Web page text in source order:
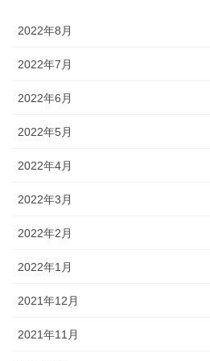
2022年8月
2022年7月
2022年6月
2022年5月
2022年4月
2022年3月
2022年2月
2022年1月
2021年12月
2021年11月